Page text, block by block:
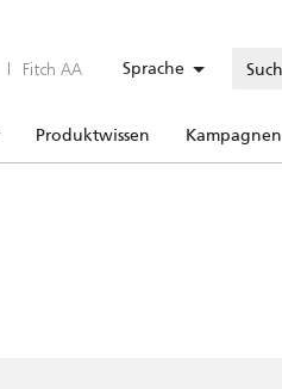
| Fitch AA Sprache
Produktwissen Kampagnen